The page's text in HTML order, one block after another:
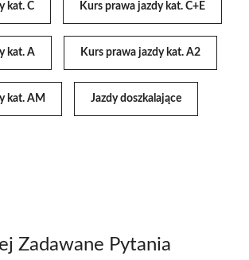
kat. C Kurs prawa jazdy kat. C+E
kat. A Kurs prawa jazdy kat. A2
kat. AM Jazdy doszkalające
Zadawane Pytania